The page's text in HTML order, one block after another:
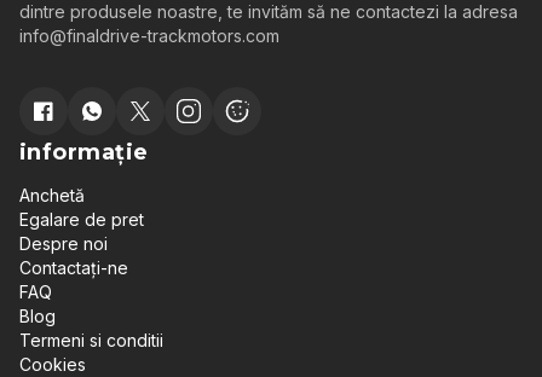
dintre produsele noastre, te invităm să ne contactezi la adresa
info@finaldrive-trackmotors.com
informație
Anchetă
Egalare de pret
Despre noi
Contactați-ne
FAQ
Blog
Termeni si conditii
Cookies